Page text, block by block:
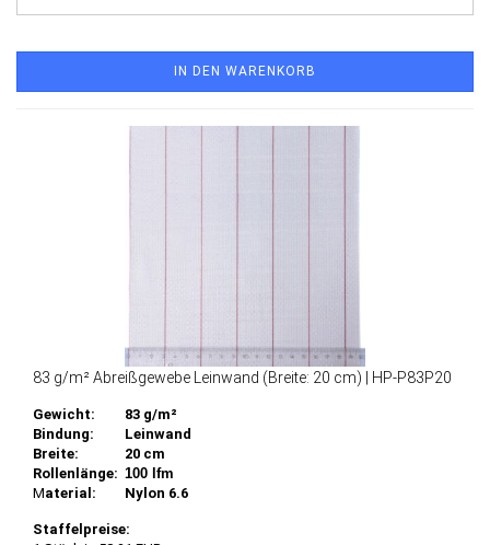
IN DEN WARENKORB
83 g/m² Abreißgewebe Leinwand (Breite: 20 cm) | HP-P83P20
Gewicht:
83 g/m²
Bindung:
Leinwand
Breite:
20 cm
Rollenlänge: 100 lfm
Material: Nylon 6.6
Staffelpreise: